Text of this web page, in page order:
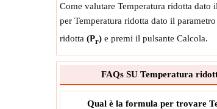
Come valutare Temperatura ridotta
per Temperatura ridotta dato il
ridotta (Pr) e premi il pulsante Calcola.
FAQs SU Temperatura
Qual è la formula per trovare